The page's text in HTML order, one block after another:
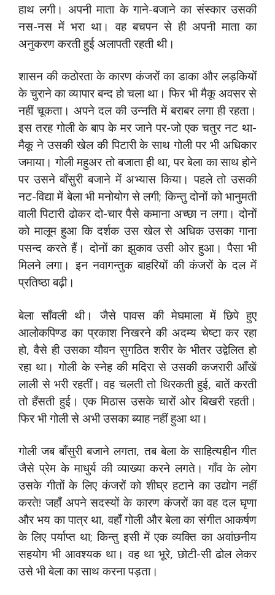
हाथ लगी। अपनी माता के गाने-बजाने का संस्कार उसकी
नस-नस में भरा था। वह बचपन से ही अपनी माता का
अनुकरण करती हुई अलापती रहती थी।
शासन की कठोरता के कारण कंजरों का डाका और लड़कियों
के चुराने का व्यापार बन्द हो चला था। फिर भी मैकू अवसर से
नहीं चूकता। अपने दल की उन्नति में बराबर लगा ही रहता।
इस तरह गोली के बाप के मर जाने पर-जो एक चतुर नट था-
मैकू ने उसकी खेल की पिटारी के साथ गोली पर भी अधिकार
जमाया। गोली महुअर तो बजाता ही था, पर बेला का साथ होने
पर उसने बाँसुरी बजाने में अभ्यास किया। पहले तो उसकी
नट-विद्या में बेला भी मनोयोग से लगी; किन्तु दोनों को भानुमती
वाली पिटारी ढोकर दो-चार पैसे कमाना अच्छा न लगा। दोनों
को मालूम हुआ कि दर्शक उस खेल से अधिक उसका गाना
पसन्द करते हैं। दोनों का झुकाव उसी ओर हुआ। पैसा भी
मिलने लगा। इन नवागन्तुक बाहरियों की कंजरों के दल में
प्रतिष्ठा बढ़ी।
बेला साँवली थी। जैसे पावस की मेघमाला में छिपे हुए
आलोकपिण्ड का प्रकाश निखरने की अदम्य चेष्टा कर रहा
हो, वैसे ही उसका यौवन सुगठित शरीर के भीतर उद्वेलित हो
रहा था। गोली के स्नेह की मदिरा से उसकी कजरारी आँखें
लाली से भरी रहतीं। वह चलती तो थिरकती हुई, बातें करती
तो हँसती हुई। एक मिठास उसके चारों ओर बिखरी रहती।
फिर भी गोली से अभी उसका ब्याह नहीं हुआ था।
गोली जब बाँसुरी बजाने लगता, तब बेला के साहित्यहीन गीत
जैसे प्रेम के माधुर्य की व्याख्या करने लगते। गाँव के लोग
उसके गीतों के लिए कंजरों को शीघ्र हटाने का उद्योग नहीं
करते! जहाँ अपने सदस्यों के कारण कंजरों का वह दल घृणा
और भय का पात्र था, वहाँ गोली और बेला का संगीत आकर्षण
के लिए पर्याप्त था; किन्तु इसी में एक व्यक्ति का अवांछनीय
सहयोग भी आवश्यक था। वह था भूरे, छोटी-सी ढोल लेकर
उसे भी बेला का साथ करना पड़ता।